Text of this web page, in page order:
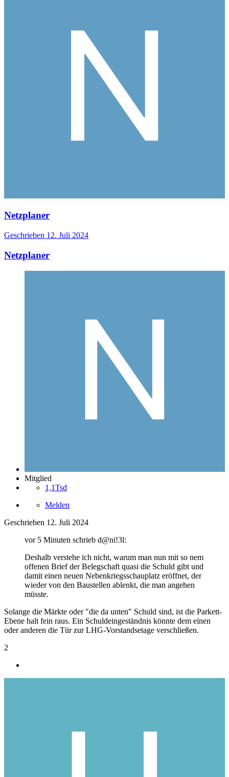
Netzplaner
Geschrieben 12. Juli 2024
Netzplaner
Mitglied
1,1Tsd
Melden
Geschrieben 12. Juli 2024
vor 5 Minuten schrieb d@ni!3l:
Deshalb verstehe ich nicht, warum man nun mit so nem
offenen Brief der Belegschaft quasi die Schuld gibt und
damit einen neuen Nebenkriegsschauplatz eröffnet, der
wieder von den Baustellen ablenkt, die man angehen
müsste.
Solange die Märkte oder "die da unten" Schuld sind, ist die Parkett-
Ebene halt fein raus. Ein Schuldeingeständnis könnte dem einen
oder anderen die Tür zur LHG-Vorstandsetage verschließen.
2